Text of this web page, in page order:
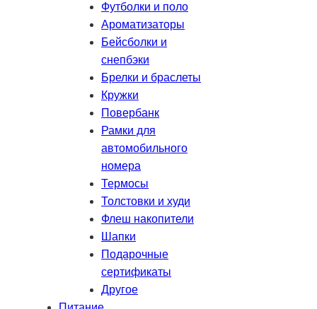
Футболки и поло
Ароматизаторы
Бейсболки и
снепбэки
Брелки и браслеты
Кружки
Повербанк
Рамки для
автомобильного
номера
Термосы
Толстовки и худи
Флеш накопители
Шапки
Подарочные
сертификаты
Другое